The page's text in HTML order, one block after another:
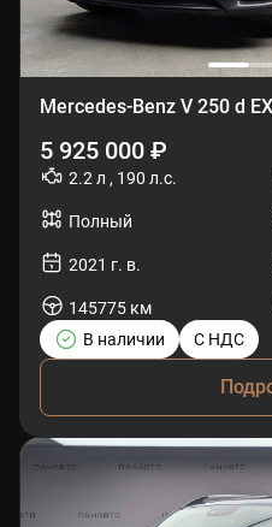
Mercedes-Benz V 250 d
5 925 000 ₽
2.2 л , 190 л.с.
Полный
2021 г. в.
145775 км
В наличии
С НДС